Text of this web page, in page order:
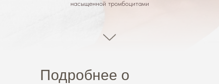
насыщенной тромбоцитами
Подробнее о